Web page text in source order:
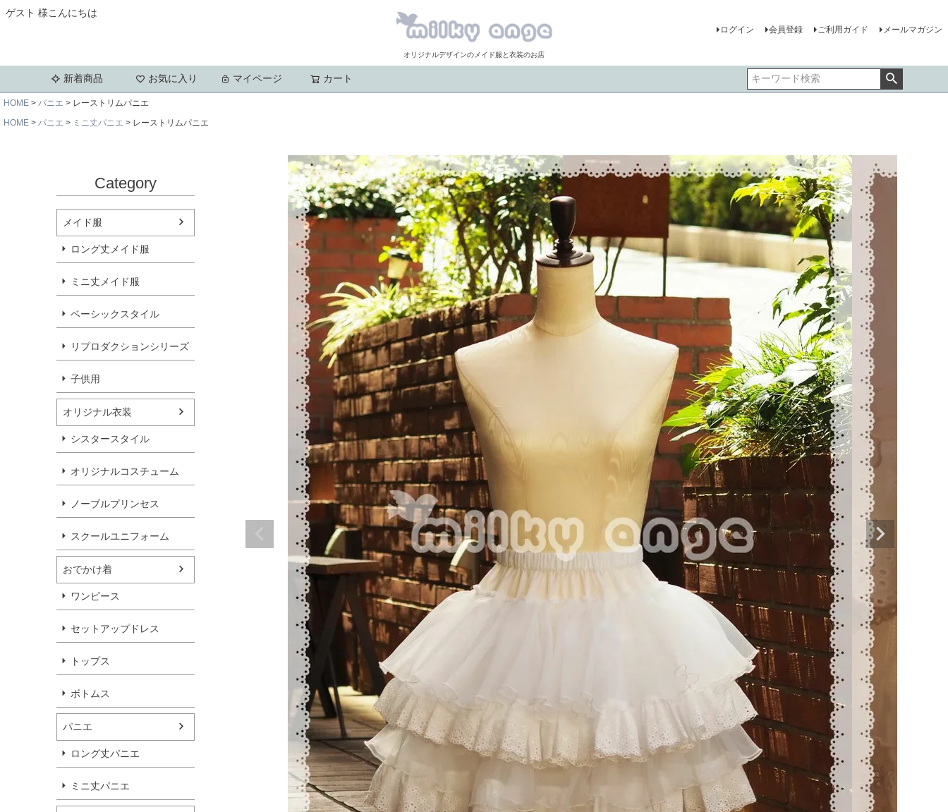
ゲスト 様こんにちは
オリジナルデザインのメイド服と衣装のお店
ログイン 会員登録 ご利用ガイド メールマガジン
新着商品 お気に入り マイページ カート
HOME パニエ
レーストリムパニエ
HOME
パニエ ミニ丈パニエ レーストリムパニエ
Category
メイド服
ロング丈メイド服
ミニ丈メイド服
ベーシックスタイル
リプロダクションシリーズ
子供用
オリジナル衣装
シスタースタイル
オリジナルコスチューム
ノーブルプリンセス
スクールユニフォーム
おでかけ着
ワンピース
セットアップドレス
トップス
ボトムス
パニエ
ロング丈パニエ
ミニ丈パニエ